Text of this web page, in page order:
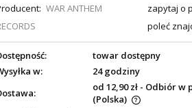
WAR ANTHEM
zapytaj o
poleć
towar dostępny
w:
24 godziny
od 12,90 zł - Odbiór w
(Polska)